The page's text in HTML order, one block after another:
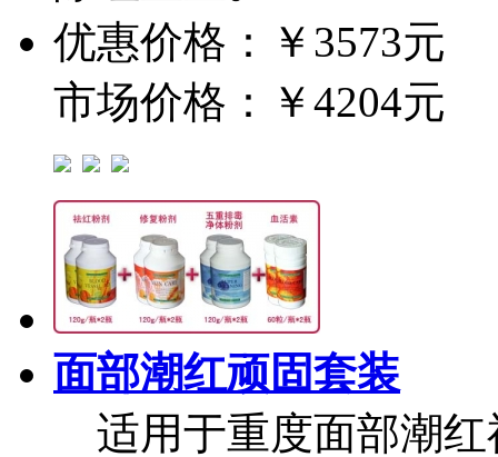
优惠价格：￥3573元
市场价格：￥4204元
面部潮红顽固套装
适用于重度面部潮红